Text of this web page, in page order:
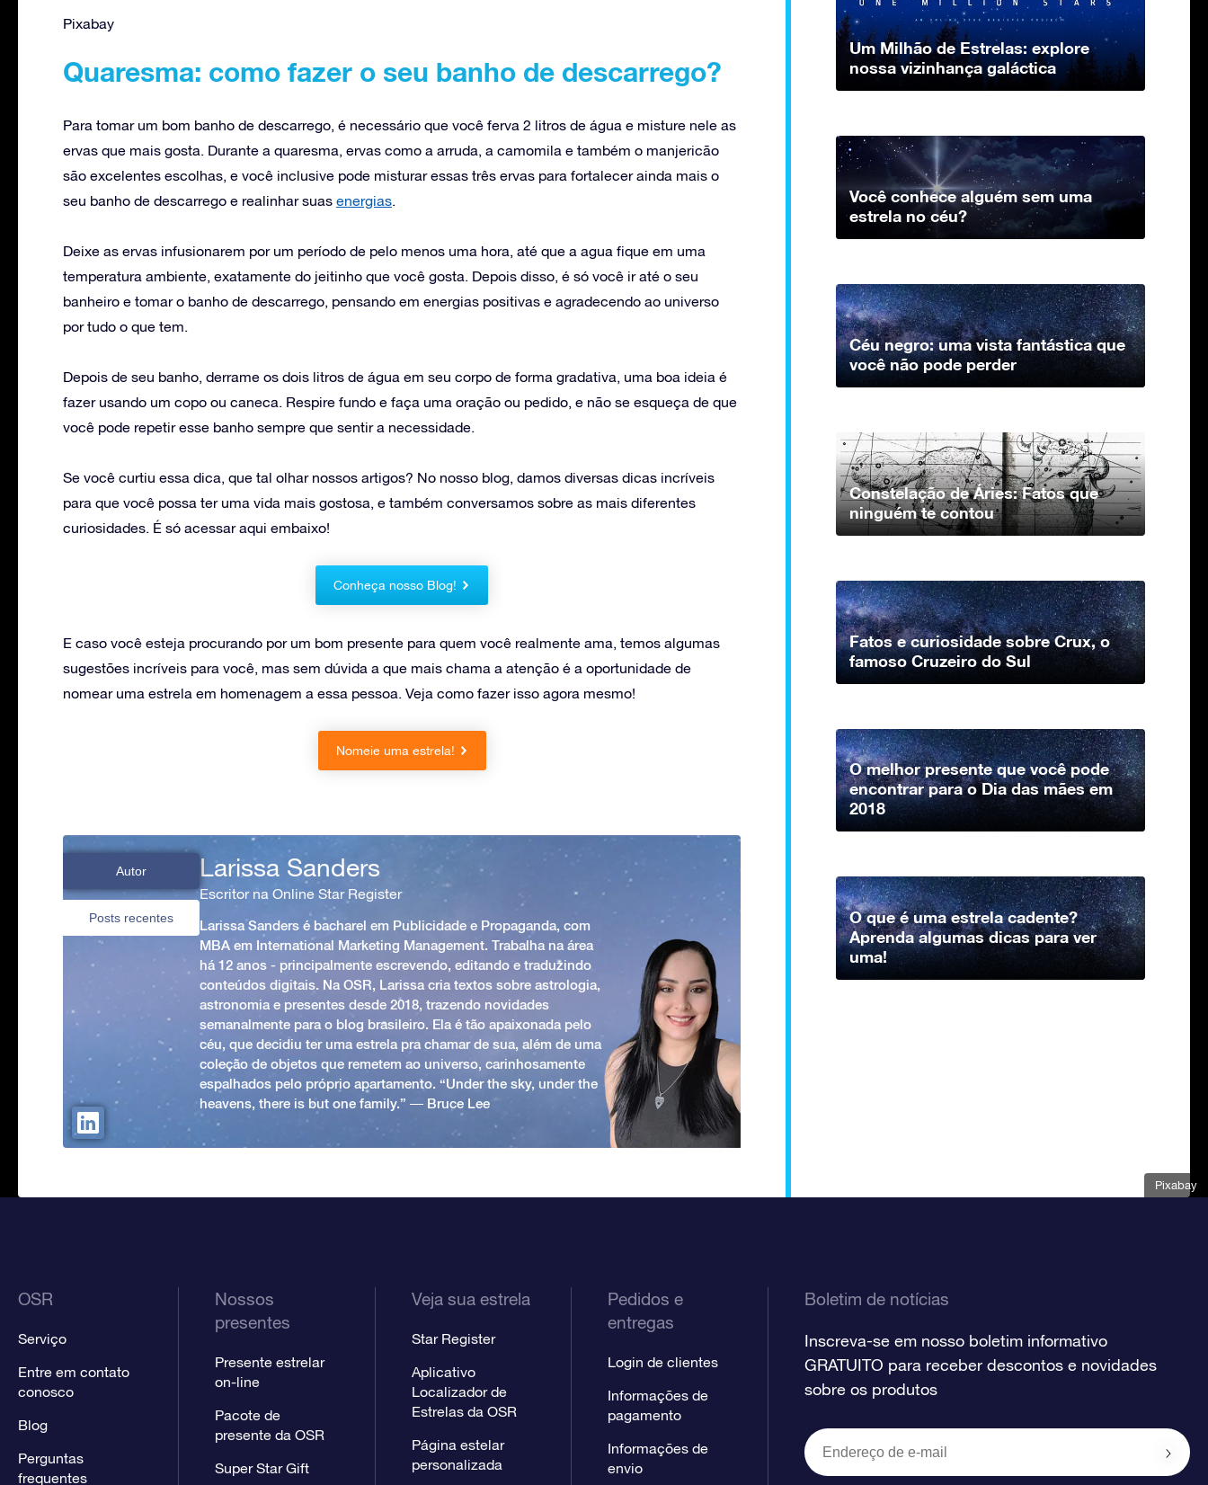
Pixabay
Pixabay
Quaresma: como fazer o seu banho de descarrego?
Para tomar um bom banho de descarrego, é necessário que você ferva 2 litros de água e misture nele as
ervas que mais gosta. Durante a quaresma, ervas como a arruda, a camomila e também o manjericão
são excelentes escolhas, e você inclusive pode misturar essas três ervas para fortalecer ainda mais o
seu banho de descarrego e realinhar suas energias.
Deixe as ervas infusionarem por um período de pelo menos uma hora, até que a agua fique em uma
temperatura ambiente, exatamente do jeitinho que você gosta. Depois disso, é só você ir até o seu
banheiro e tomar o banho de descarrego, pensando em energias positivas e agradecendo ao universo
por tudo o que tem.
Depois de seu banho, derrame os dois litros de água em seu corpo de forma gradativa, uma boa ideia é
fazer usando um copo ou caneca. Respire fundo e faça uma oração ou pedido, e não se esqueça de que
você pode repetir esse banho sempre que sentir a necessidade.
Se você curtiu essa dica, que tal olhar nossos artigos? No nosso blog, damos diversas dicas incríveis
para que você possa ter uma vida mais gostosa, e também conversamos sobre as mais diferentes
curiosidades. É só acessar aqui embaixo!
Conheça nosso Blog!
E caso você esteja procurando por um bom presente para quem você realmente ama, temos algumas
sugestões incríveis para você, mas sem dúvida a que mais chama a atenção é a oportunidade de
nomear uma estrela em homenagem a essa pessoa. Veja como fazer isso agora mesmo!
Nomeie uma estrela!
Autor
Posts recentes
Larissa Sanders
Escritor na Online Star Register
Larissa Sanders é bacharel em Publicidade e Propaganda, com
MBA em International Marketing Management. Trabalha na área
há 12 anos - principalmente escrevendo, editando e traduzindo
conteúdos digitais. Na OSR, Larissa cria textos sobre astrologia,
astronomia e presentes desde 2018, trazendo novidades
semanalmente para o blog brasileiro. Ela é tão apaixonada pelo
céu, que decidiu ter uma estrela pra chamar de sua, além de uma
coleção de objetos que remetem ao universo, carinhosamente
espalhados pelo próprio apartamento. “Under the sky, under the
heavens, there is but one family.” ― Bruce Lee
Um Milhão de Estrelas: explore
nossa vizinhança galáctica
Você conhece alguém sem uma
estrela no céu?
Céu negro: uma vista fantástica que
você não pode perder
Constelação de Áries: Fatos que
ninguém te contou
Fatos e curiosidade sobre Crux, o
famoso Cruzeiro do Sul
O melhor presente que você pode
encontrar para o Dia das mães em
2018
O que é uma estrela cadente?
Aprenda algumas dicas para ver
uma!
OSR
Serviço
Entre em contato
conosco
Blog
Perguntas
frequentes
Nossos
presentes
Presente estrelar
on-line
Pacote de
presente da OSR
Super Star Gift
Veja sua estrela
Star Register
Aplicativo
Localizador de
Estrelas da OSR
Página estelar
personalizada
Pedidos e
entregas
Login de clientes
Informações de
pagamento
Informações de
envio
Boletim de notícias
Inscreva-se em nosso boletim informativo
GRATUITO para receber descontos e novidades
sobre os produtos